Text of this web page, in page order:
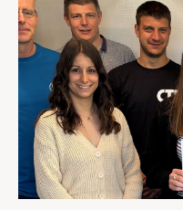
Mitglied werden
Aktuell